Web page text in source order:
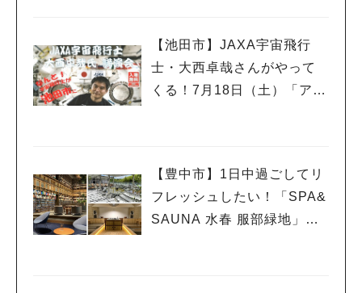
【池田市】JAXA宇宙飛行
士・大西卓哉さんがやって
くる！7月18日（土）「アマ
【豊中市】1日中過ごしてリ
フレッシュしたい！「SPA&
SAUNA 水春 服部緑地」、